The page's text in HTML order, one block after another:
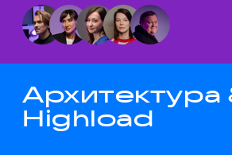
Архитектура
Highload